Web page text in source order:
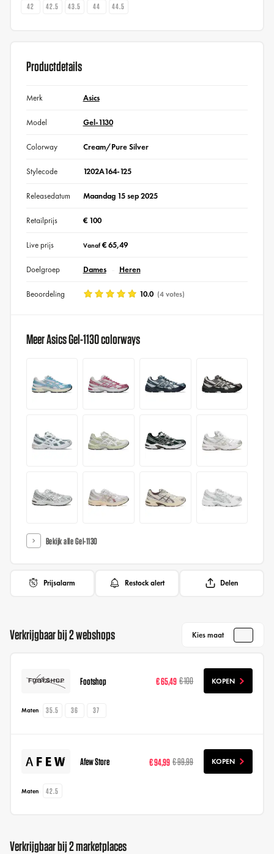
42
42.5 43.5 44 44.5
Productdetails
Merk Asics
Model Gel-1130
Colorway Cream/Pure Silver
Stylecode 1202A164-125
Releasedatum Maandag 15 sep 2025
Retailprijs € 100
Live prijs Vanaf€ 65,49
Doelgroep Dames Heren
Beoordeling 10.0 (4 votes)
Meer Asics Gel-1130 colorways
Bekijk alle Gel-1130
Prijsalarm Restock alert Delen
Verkrijgbaar bij 2 webshops Kies maat
Footshop € 65,49 € 100 KOPEN
Maten 35.5 36 37
Afew Store € 94,99 € 99,99 KOPEN
Maten 42.5
Verkrijgbaar bij 2 marketplaces